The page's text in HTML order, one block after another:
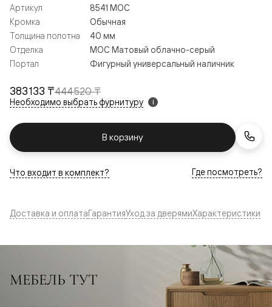
383 133 ₸444 520 ₸
Необходимо выбрать фурнитуру i
В корзину
Артикул
8541 МОС
Кромка
Обычная
Толщина полотна
40 мм
Отделка
МОС Матовый облачно-серый
Портал
Фигурный универсальный наличник
Что входит в комплект? Где посмотреть?
Доставка и оплатаГарантияУход за дверямиХарактеристики
МЕБЕЛЬ ТУТ